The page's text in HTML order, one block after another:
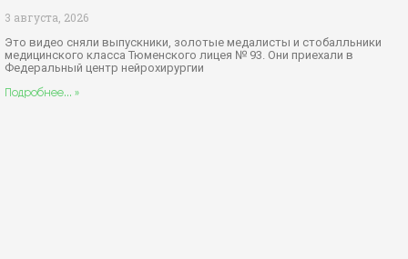
3 августа, 2026
Это видео сняли выпускники, золотые медалисты и стобалльники
медицинского класса Тюменского лицея № 93. Они приехали в
Федеральный центр нейрохирургии
Подробнее... »